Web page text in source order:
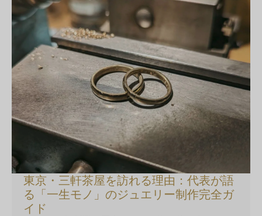
東京・三軒茶屋を訪れる理由：代表が語
る「一生モノ」のジュエリー制作完全ガ
イド